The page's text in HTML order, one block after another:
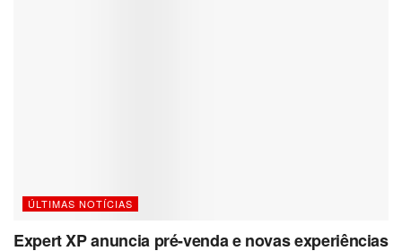
ÚLTIMAS NOTÍCIAS
Expert XP anuncia pré-venda e novas experiências